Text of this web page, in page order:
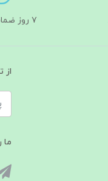
۷ روز ضمانت بازگشت
از
ما